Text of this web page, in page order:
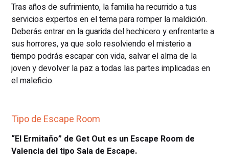
Tras años de sufrimiento, la familia ha recurrido a tus
servicios expertos en el tema para romper la maldición.
Deberás entrar en la guarida del hechicero y enfrentarte a
sus horrores, ya que solo resolviendo el misterio a
tiempo podrás escapar con vida, salvar el alma de la
joven y devolver la paz a todas las partes implicadas en
el maleficio.
Tipo de Escape Room
“El Ermitaño” de Get Out es un Escape Room de
Valencia del tipo Sala de Escape.